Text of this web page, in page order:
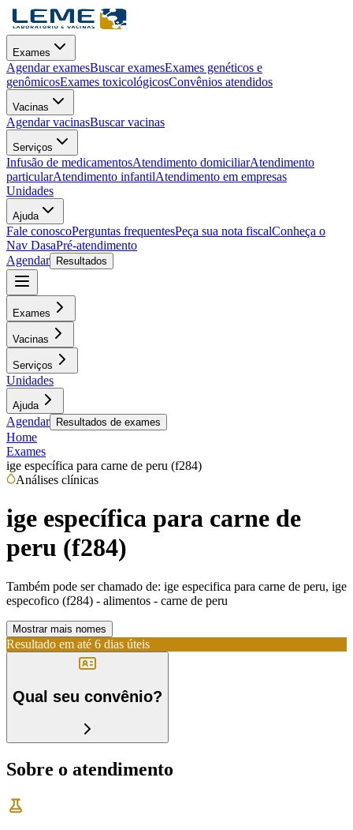
Exames
Agendar examesBuscar examesExames genéticos e
genômicosExames toxicológicosConvênios atendidos
Vacinas
Agendar vacinasBuscar vacinas
Serviços
Infusão de medicamentosAtendimento domiciliarAtendimento
particularAtendimento infantilAtendimento em empresas
Unidades
Ajuda
Fale conoscoPerguntas frequentesPeça sua nota fiscalConheça o
Nav DasaPré-atendimento
Agendar
Resultados
Exames
Vacinas
Serviços
Unidades
Ajuda
Agendar Resultados de exames
Home
Exames
ige específica para carne de peru (f284)
Análises clínicas
ige específica para carne de
peru (f284)
Também pode ser chamado de: ige especifica para carne de peru, ige
especofico (f284) - alimentos - carne de peru
Mostrar mais nomes
Resultado em até 6 dias úteis
Qual seu convênio?
Sobre o atendimento